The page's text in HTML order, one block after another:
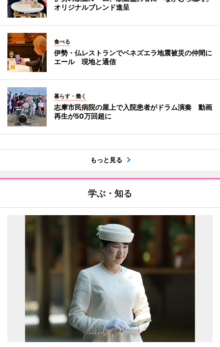
オリジナルブレンド進呈
食べる
伊勢・仏レストランでベネズエラ地震被災の仲間に
エール 現地と通信
暮らす・働く
志摩市民病院の屋上で入院患者がドラム演奏 動画
再生が50万回超に
もっと見る
学ぶ・知る